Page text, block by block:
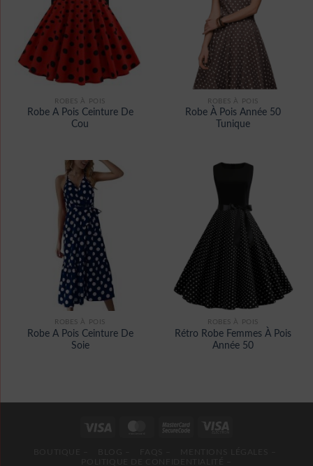
ROBES À POIS
Robe A Pois Ceinture De
Cou
ROBES À POIS
Robe À Pois Année 50
Tunique
ROBES À POIS
Robe A Pois Ceinture De
Soie
ROBES À POIS
Rétro Robe Femmes À Pois
Année 50